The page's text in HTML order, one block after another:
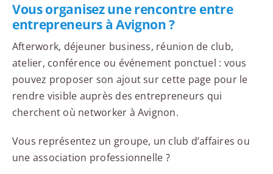
Vous organisez une rencontre entre
entrepreneurs à Avignon ?
Afterwork, déjeuner business, réunion de club,
atelier, conférence ou événement ponctuel : vous
pouvez proposer son ajout sur cette page pour le
rendre visible auprès des entrepreneurs qui
cherchent où networker à Avignon.
Vous représentez un groupe, un club d’affaires ou
une association professionnelle ?